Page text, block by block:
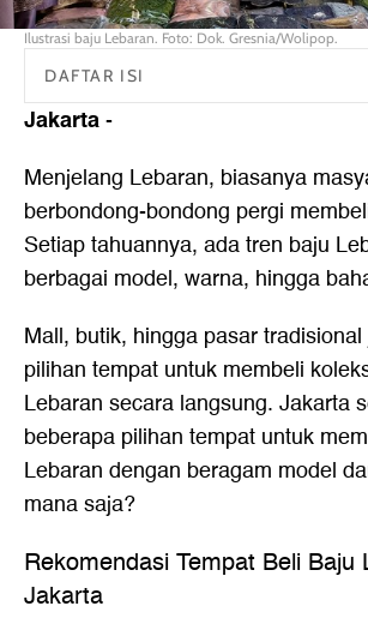
Ilustrasi baju Lebaran. Foto: Dok. Gresnia/Wolipop.
DAFTAR ISI
Jakarta-
Menjelang Lebaran, biasanya
berbondong-bondong pergi
Setiap tahuannya, ada tren baju
berbagai model, warna, hingga
Mall, butik, hingga pasar
pilihan tempat untuk membeli
Lebaran secara langsung. Jakarta
beberapa pilihan tempat untuk
Lebaran dengan beragam model
mana saja?
Rekomendasi Tempat Beli Baju
Jakarta